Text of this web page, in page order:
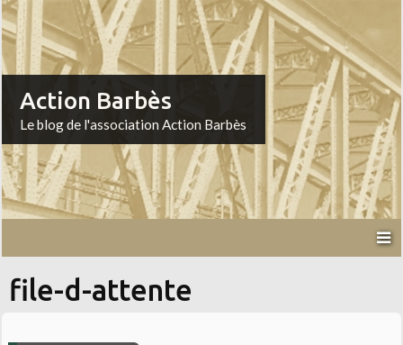
Action Barbès
Le blog de l'association Action Barbès
file-d-attente